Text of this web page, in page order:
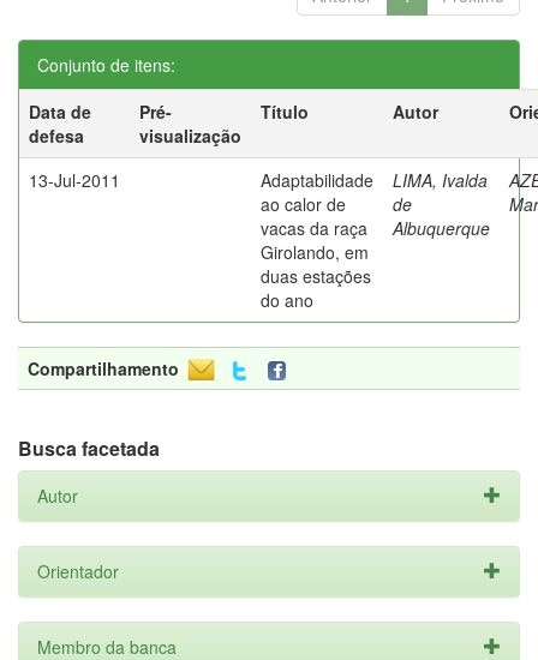
Conjunto de itens:
Data de
defesa
Pré-
visualização
Título Autor
13-Jul-2011
Adaptabilidade
ao calor de
vacas da raça
Girolando, em
duas estações
do ano
LIMA, Ivalda
de
Albuquerque
Compartilhamento
Busca facetada
Autor
Orientador
Membro da banca